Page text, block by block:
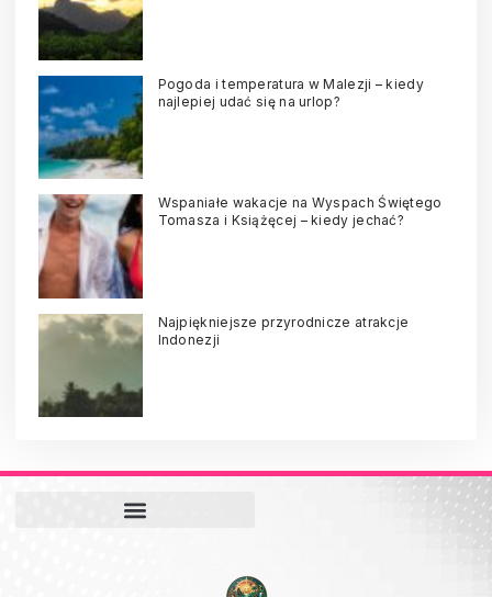
Pogoda i temperatura w Malezji – kiedy
najlepiej udać się na urlop?
Wspaniałe wakacje na Wyspach Świętego
Tomasza i Książęcej – kiedy jechać?
Najpiękniejsze przyrodnicze atrakcje
Indonezji